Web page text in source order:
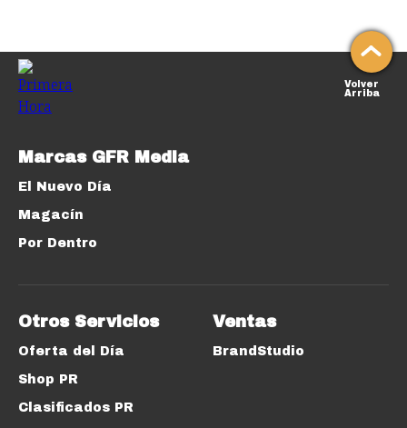
Volver
Arriba
Marcas GFR Media
El Nuevo Día
Magacín
Por Dentro
Otros Servicios
Oferta del Día
Shop PR
Clasificados PR
Ventas
BrandStudio